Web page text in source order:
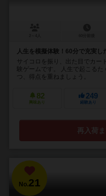
人生を模擬体験！60分で充実し
サイコロを振り、出た目でカー
験ゲームです。 人生で起こる
つ、得点を重ねましょう。
82
興味あり
249
経験あり
再入荷
No.21